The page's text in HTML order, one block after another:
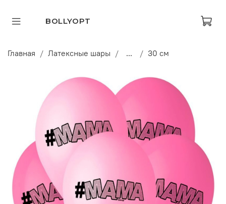
BOLLYOPT
Главная Латексные шары ... 30 см